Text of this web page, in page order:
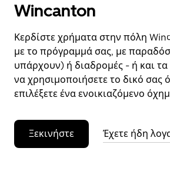
Wincanton
Κερδίστε χρήματα στην πόλη
με το πρόγραμμά σας, με
υπάρχουν) ή διαδρομές - ή και
να χρησιμοποιήσετε το δικό σας
επιλέξετε ένα ενοικιαζόμενο
Ξεκινήστε Έχετε ήδη